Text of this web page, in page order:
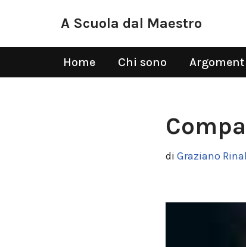
contenuto
A Scuola dal Maestro
Home Chi sono
di Graziano